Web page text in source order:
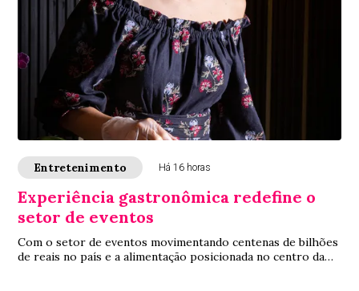
Entretenimento Há 16 horas
Experiência gastronômica redefine o
setor de eventos
Com o setor de eventos movimentando centenas de bilhões
de reais no país e a alimentação posicionada no centro da